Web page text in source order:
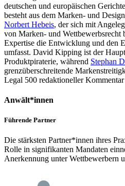
deutschen und europäischen
besteht aus dem Marken- und
Norbert Hebeis, der sich mit
von Marken- und Wettbewerbsrecht
Expertise die Entwicklung und den
umfasst. David Kipping ist der
Produktpiraterie, während Stephan
grenzüberschreitende
Legal 500 redaktioneller Kommentar
Anwält*innen
Führende Partner
Die stärksten Partner*innen ihres
Rolle in signifikanten Mandaten
Anerkennung unter Wettbewerbern